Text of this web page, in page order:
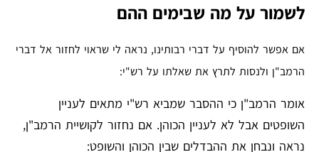
לשמור על מה שבימים ההם
אם אפשר להוסיף על דברי רבותינו, נראה לי שראוי לחזור אל דברי
הרמב"ן ולנסות לתרץ את שאלתו על רש"י:
אומר הרמב"ן כי ההסבר שמביא רש"י מתאים לעניין
השופטים אבל לא לעניין הכוהן. אם נחזור לקושיית הרמב"ן,
נראה ונבחן את ההבדלים שבין הכוהן והשופט: